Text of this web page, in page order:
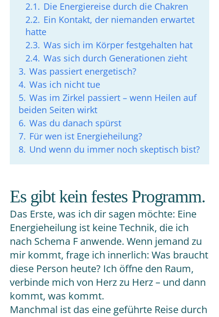
2.1. Die Energiereise durch die Chakren
2.2. Ein Kontakt, der niemanden erwartet
hatte
2.3. Was sich im Körper festgehalten hat
2.4. Was sich durch Generationen zieht
3. Was passiert energetisch?
4. Was ich nicht tue
5. Was im Zirkel passiert – wenn Heilen auf
beiden Seiten wirkt
6. Was du danach spürst
7. Für wen ist Energieheilung?
8. Und wenn du immer noch skeptisch bist?
Es gibt kein festes Programm.
Das Erste, was ich dir sagen möchte: Eine
Energieheilung ist keine Technik, die ich
nach Schema F anwende. Wenn jemand zu
mir kommt, frage ich innerlich: Was braucht
diese Person heute? Ich öffne den Raum,
verbinde mich von Herz zu Herz – und dann
kommt, was kommt.
Manchmal ist das eine geführte Reise durch